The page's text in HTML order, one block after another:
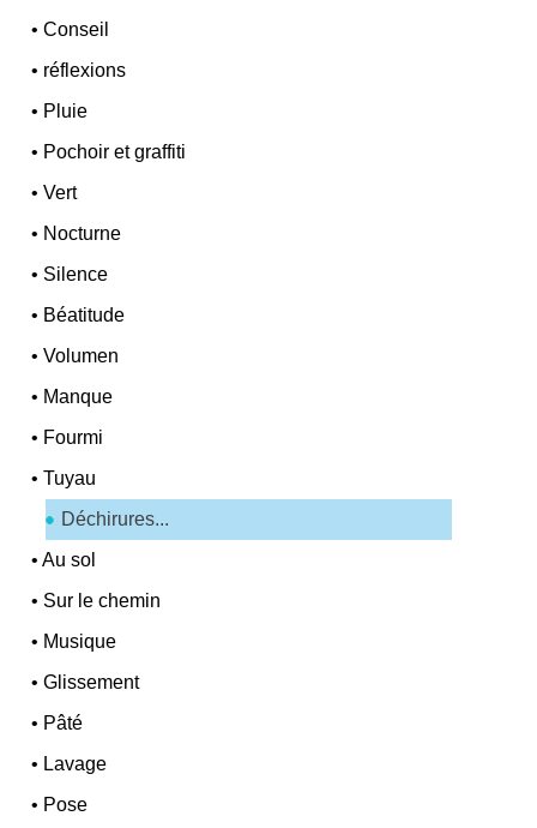
•Conseil
• réflexions
• Pluie
• Pochoir et graffiti
•Vert
• Nocturne
• Silence
• Béatitude
•Volumen
• Manque
• Fourmi
•Tuyau
Déchirures...
•Au sol
• Sur le chemin
• Musique
•Glissement
• Pâté
• Lavage
• Pose